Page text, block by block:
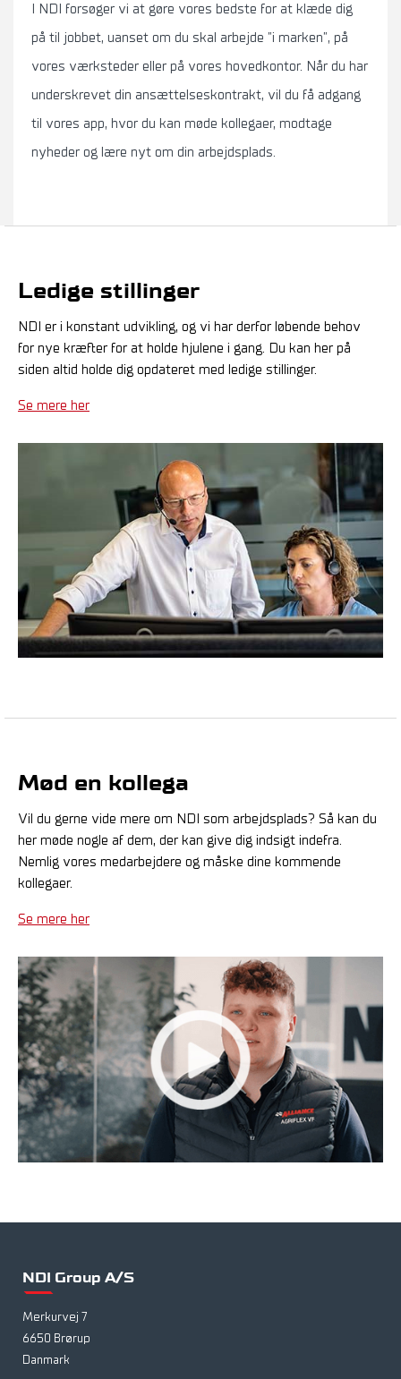
I NDI forsøger vi at gøre vores bedste for at klæde dig
på til jobbet, uanset om du skal arbejde ”i marken”, på
vores værksteder eller på vores hovedkontor. Når du har
underskrevet din ansættelseskontrakt, vil du få adgang
til vores app, hvor du kan møde kollegaer, modtage
nyheder og lære nyt om din arbejdsplads.
Ledige stillinger
NDI er i konstant udvikling, og vi har derfor løbende behov
for nye kræfter for at holde hjulene i gang. Du kan her på
siden altid holde dig opdateret med ledige stillinger.
Se mere her
Mød en kollega
Vil du gerne vide mere om NDI som arbejdsplads? Så kan du
her møde nogle af dem, der kan give dig indsigt indefra.
Nemlig vores medarbejdere og måske dine kommende
kollegaer.
Se mere her
NDI Group A/S
Merkurvej 7
6650 Brørup
Danmark